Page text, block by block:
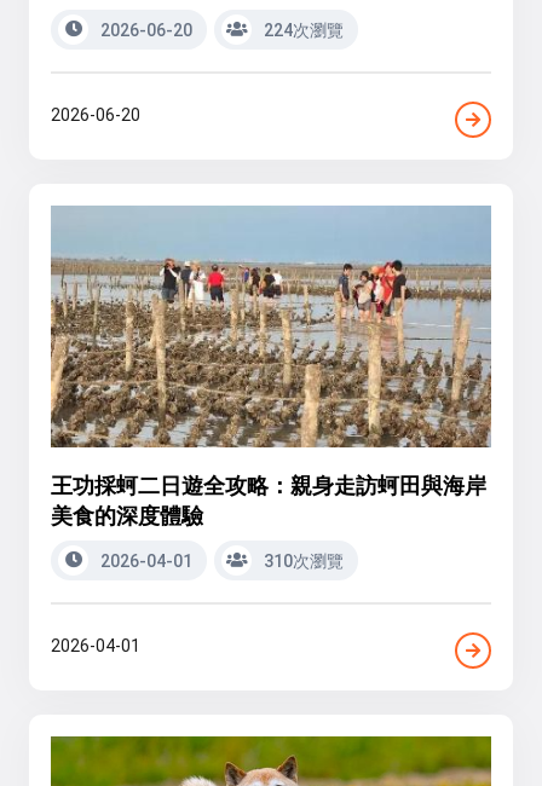
2026-06-20 224次瀏覽
2026-06-20
王功採蚵二日遊全攻略：親身走訪蚵田與海岸
美食的深度體驗
2026-04-01 310次瀏覽
2026-04-01